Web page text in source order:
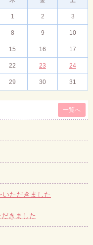
1 2 3
8 9 10
15 16 17
22 23 24
29 30 31
一覧へ
ただきました
きました